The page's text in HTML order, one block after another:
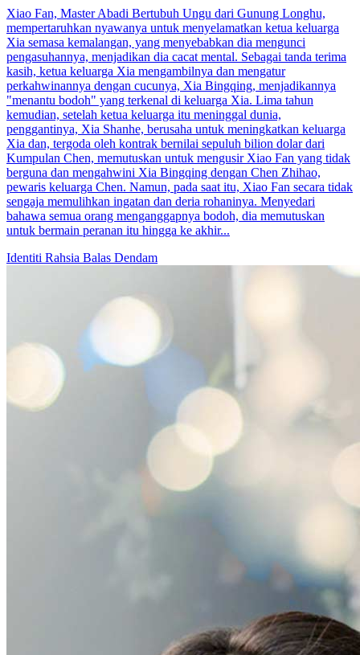
Xiao Fan, Master Abadi Bertubuh Ungu dari Gunung Longhu,
mempertaruhkan nyawanya untuk menyelamatkan ketua keluarga
Xia semasa kemalangan, yang menyebabkan dia mengunci
pengasuhannya, menjadikan dia cacat mental. Sebagai tanda terima
kasih, ketua keluarga Xia mengambilnya dan mengatur
perkahwinannya dengan cucunya, Xia Bingqing, menjadikannya
"menantu bodoh" yang terkenal di keluarga Xia. Lima tahun
kemudian, setelah ketua keluarga itu meninggal dunia,
penggantinya, Xia Shanhe, berusaha untuk meningkatkan keluarga
Xia dan, tergoda oleh kontrak bernilai sepuluh bilion dolar dari
Kumpulan Chen, memutuskan untuk mengusir Xiao Fan yang tidak
berguna dan mengahwini Xia Bingqing dengan Chen Zhihao,
pewaris keluarga Chen. Namun, pada saat itu, Xiao Fan secara tidak
sengaja memulihkan ingatan dan deria rohaninya. Menyedari
bahawa semua orang menganggapnya bodoh, dia memutuskan
untuk bermain peranan itu hingga ke akhir...
Identiti Rahsia Balas Dendam